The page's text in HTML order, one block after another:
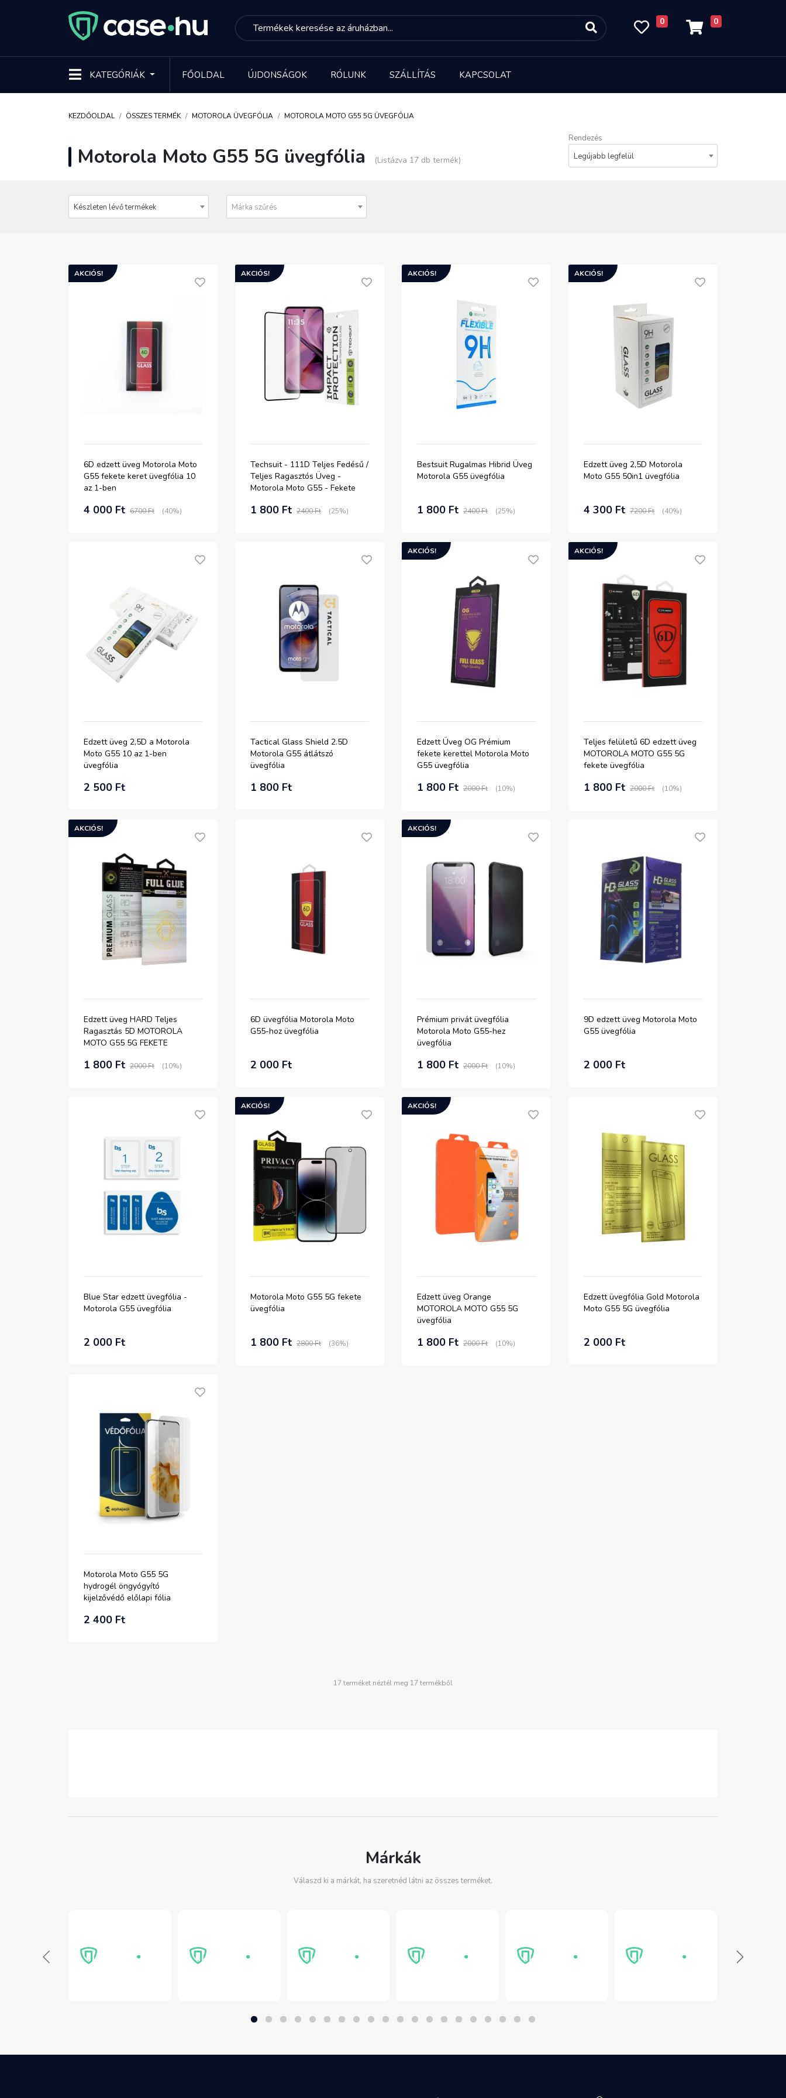
0 0
KATEGÓRIÁK FŐOLDAL ÚJDONSÁGOK RÓLUNK SZÁLLÍTÁS KAPCSOLAT
KEZDŐOLDAL ÖSSZES TERMÉK MOTOROLA ÜVEGFÓLIA MOTOROLA MOTO G55 5G ÜVEGFÓLIA
Motorola Moto G55 5G üvegfólia (Listázva 17 db termék)
Rendezés
Legújabb legfelül
Készleten lévő termékek Márka szűrés
AKCIÓS!
6D edzett üveg Motorola Moto
G55 fekete keret üvegfólia 10
az 1-ben
4 000 Ft 6700 Ft (40%)
AKCIÓS!
Techsuit - 111D Teljes Fedésű /
Teljes Ragasztós Üveg -
Motorola Moto G55 - Fekete
1 800 Ft 2400 Ft (25%)
AKCIÓS!
Bestsuit Rugalmas Hibrid Üveg
Motorola G55 üvegfólia
1 800 Ft 2400 Ft (25%)
AKCIÓS!
Edzett üveg 2,5D Motorola
Moto G55 50in1 üvegfólia
4 300 Ft 7200 Ft (40%)
Edzett üveg 2,5D a Motorola
Moto G55 10 az 1-ben
üvegfólia
2 500 Ft
Tactical Glass Shield 2.5D
Motorola G55 átlátszó
üvegfólia
1 800 Ft
AKCIÓS!
Edzett Üveg OG Prémium
fekete kerettel Motorola Moto
G55 üvegfólia
1 800 Ft 2000 Ft (10%)
AKCIÓS!
Teljes felületű 6D edzett üveg
MOTOROLA MOTO G55 5G
fekete üvegfólia
1 800 Ft 2000 Ft (10%)
AKCIÓS!
Edzett üveg HARD Teljes
Ragasztás 5D MOTOROLA
MOTO G55 5G FEKETE
1 800 Ft 2000 Ft (10%)
6D üvegfólia Motorola Moto
G55-hoz üvegfólia
2 000 Ft
AKCIÓS!
Prémium privát üvegfólia
Motorola Moto G55-hez
üvegfólia
1 800 Ft 2000 Ft (10%)
9D edzett üveg Motorola Moto
G55 üvegfólia
2 000 Ft
Blue Star edzett üvegfólia -
Motorola G55 üvegfólia
2 000 Ft
AKCIÓS!
Motorola Moto G55 5G fekete
üvegfólia
1 800 Ft 2800 Ft (36%)
AKCIÓS!
Edzett üveg Orange
MOTOROLA MOTO G55 5G
üvegfólia
1 800 Ft 2000 Ft (10%)
Edzett üvegfólia Gold Motorola
Moto G55 5G üvegfólia
2 000 Ft
Motorola Moto G55 5G
hydrogél öngyógyító
kijelzővédő előlapi fólia
2 400 Ft
17 terméket néztél meg 17 termékből
Márkák
Válaszd ki a márkát, ha szeretnéd látni az összes terméket.